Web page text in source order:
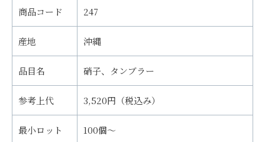
商品コード 247
産地 沖縄
品目名 硝子、タンブラー
参考上代 3,520円（税込み）
最小ロット 100個～